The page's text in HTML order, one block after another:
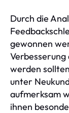
Durch die
gewonnen
werden
unter
aufmerksam
ihnen